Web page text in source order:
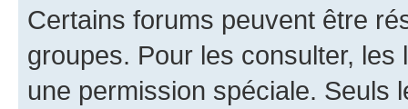
Certains forums peuvent être
groupes. Pour les consulter,
une permission spéciale. Seuls